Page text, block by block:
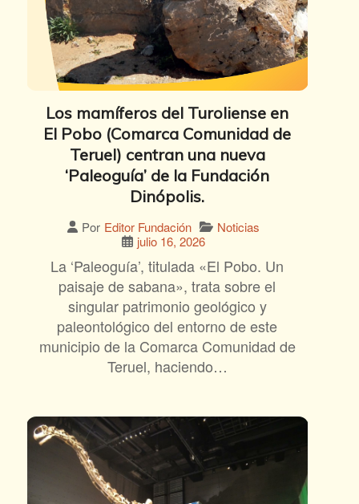
Los mamíferos del Turoliense en
El Pobo (Comarca Comunidad de
Teruel) centran una nueva
‘Paleoguía’ de la Fundación
Dinópolis.
Por Editor Fundación
Noticias
julio 16, 2026
La ‘Paleoguía’, titulada «El Pobo. Un
paisaje de sabana», trata sobre el
singular patrimonio geológico y
paleontológico del entorno de este
municipio de la Comarca Comunidad de
Teruel, haciendo…